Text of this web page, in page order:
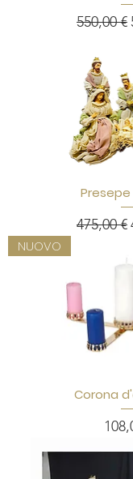
Prezzo
550,00 €
Prezzo
475,00 €
NUOVO
Corona